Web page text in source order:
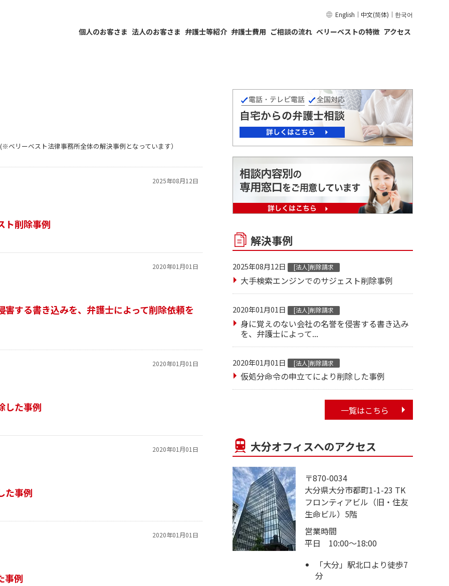
English ｜ 中文(简体) ｜ 한국어
個人のお客さま 法人のお客さま 弁護士等紹介 弁護士費用 ご相談の流れ ベリーベストの特徴 アクセス
リーベスト法律事務所全体の解決事例となっています）
2025年08月12日
ト削除事例
2020年01月01日
する書き込みを、弁護士によって削除依頼を
2020年01月01日
した事例
2020年01月01日
た事例
2020年01月01日
事例
解決事例
2025年08月12日 [法人]削除請求
大手検索エンジンでのサジェスト削除事例
2020年01月01日 [法人]削除請求
身に覚えのない会社の名誉を侵害する書き込み
を、弁護士によって...
2020年01月01日 [法人]削除請求
仮処分命令の申立てにより削除した事例
一覧はこちら
大分オフィスへのアクセス
〒870-0034
大分県大分市都町1-1-23 TK
フロンティアビル（旧・住友
生命ビル）5階
営業時間
平日 10:00～18:00
「大分」駅北口より徒歩7
分